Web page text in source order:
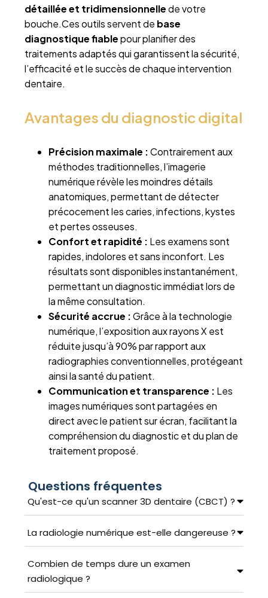
détaillée et tridimensionnellede votre
bouche.Ces outils servent de base
diagnostique fiablepour planifier des
traitements adaptés qui garantissent la sécurité,
l’efficacité et le succès de chaque intervention
dentaire.
Avantages du diagnostic digital
Précision maximale :Contrairement aux
méthodes traditionnelles, l’imagerie
numérique révèle les moindres détails
anatomiques, permettant de détecter
précocement les caries, infections, kystes
et pertes osseuses.
Confort et rapidité : Les examens sont
rapides, indolores et sans inconfort. Les
résultats sont disponibles instantanément,
permettant un diagnostic immédiat lors de
la même consultation.
Sécurité accrue :Grâce à la technologie
numérique, l’exposition aux rayons X est
réduite jusqu’à 90% par rapport aux
radiographies conventionnelles, protégeant
ainsi la santé du patient.
Communication et transparence : Les
images numériques sont partagées en
direct avec le patient sur écran, facilitant la
compréhension du diagnostic et du plan de
traitement proposé.
Questions fréquentes
Qu'est-ce qu'un scanner 3D dentaire (CBCT) ?
La radiologie numérique est-elle dangereuse ?
Combien de temps dure un examen
radiologique ?